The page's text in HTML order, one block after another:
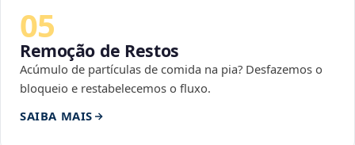
05
Remoção de Restos
Acúmulo de partículas de comida na pia? Desfazemos o
bloqueio e restabelecemos o fluxo.
SAIBA MAIS